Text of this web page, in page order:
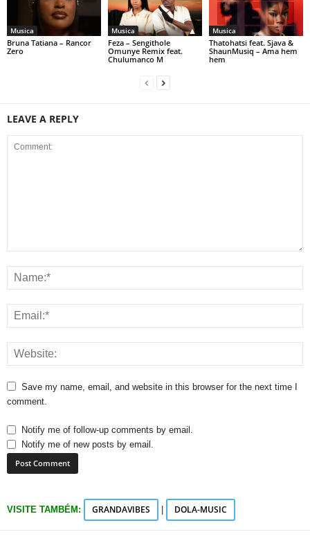
Musica
Bruna Tatiana – Rancor
Zero
Musica
Feza – Sengithole
Omunye Remix feat.
Chulumanco M
Musica
Thatohatsi feat. Sjava &
ShaunMusiq – Ama hem
hem
LEAVE A REPLY
Save my name, email, and website in this browser for the next time I
comment.
Notify me of follow-up comments by email.
Notify me of new posts by email.
VISITE TAMBÉM: GRANDAVIBES DOLA-MUSIC